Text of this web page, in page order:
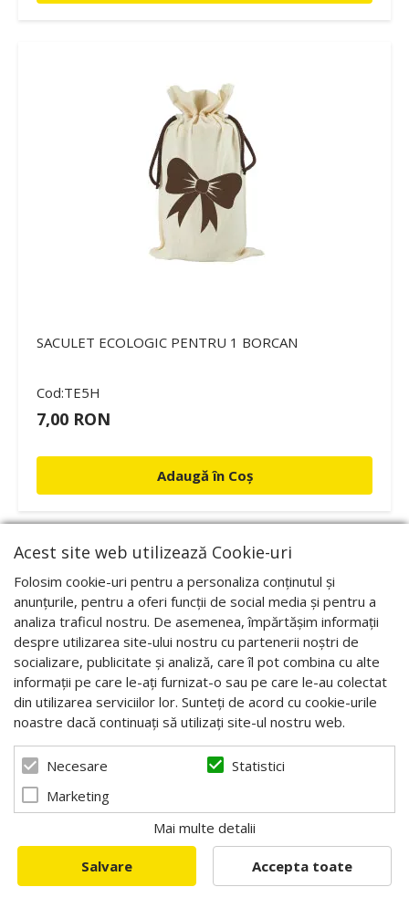
SACULET ECOLOGIC PENTRU 1 BORCAN
Cod:TE5H
7,00 RON
Adaugă în Coș
Hanorac Polar pentru barbati, galben cu albinuta,
Cod:PLR1YS
Acest site web utilizează Cookie-uri
Folosim cookie-uri pentru a personaliza conținutul și
anunțurile, pentru a oferi funcții de social media și pentru a
analiza traficul nostru. De asemenea, împărtășim informații
despre utilizarea site-ului nostru cu partenerii noștri de
socializare, publicitate și analiză, care îl pot combina cu alte
informații pe care le-ați furnizat-o sau pe care le-au colectat
din utilizarea serviciilor lor. Sunteți de acord cu cookie-urile
noastre dacă continuați să utilizați site-ul nostru web.
Necesare
Statistici
Marketing
Mai multe detalii
Salvare Accepta toate